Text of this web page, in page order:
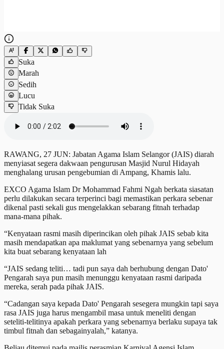
Suka
Marah
Sedih
Lucu
Tidak Suka
RAWANG, 27 JUN: Jabatan Agama Islam Selangor (JAIS) diarah
menyiasat segera dakwaan pengurusan Masjid Nurul Hidayah
menghalang urusan pengebumian di Ampang, Khamis lalu.
EXCO Agama Islam Dr Mohammad Fahmi Ngah berkata siasatan
perlu dilakukan secara terperinci bagi memastikan perkara sebenar
dikenal pasti sekali gus mengelakkan sebarang fitnah terhadap
mana-mana pihak.
“Kenyataan rasmi masih diperincikan oleh pihak JAIS sebab kita
masih mendapatkan apa maklumat yang sebenarnya yang sebelum
kita buat sebarang kenyataan lah
“JAIS sedang teliti… tadi pun saya dah berhubung dengan Dato'
Pengarah saya pun masih menunggu kenyataan rasmi daripada
mereka, serah pada pihak JAIS.
“Cadangan saya kepada Dato' Pengarah sesegera mungkin tapi saya
rasa JAIS juga harus mengambil masa untuk meneliti dengan
seteliti-telitinya apakah perkara yang sebenarnya berlaku supaya tak
timbul fitnah dan sebagainyalah,” katanya.